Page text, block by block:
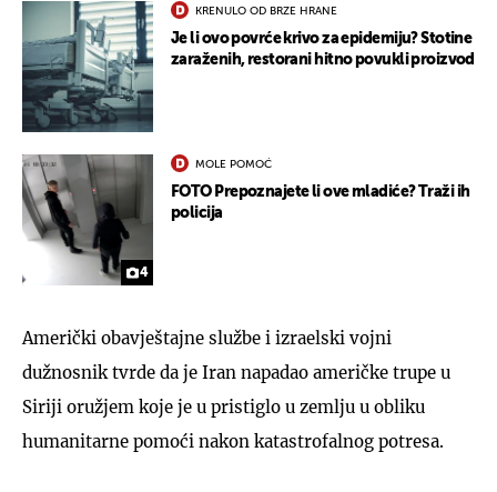
KRENULO OD BRZE HRANE
Je li ovo povrće krivo za epidemiju? Stotine
zaraženih, restorani hitno povukli proizvod
4
MOLE POMOĆ
FOTO Prepoznajete li ove mladiće? Traži ih
policija
Američki obavještajne službe i izraelski vojni
dužnosnik tvrde da je Iran napadao američke trupe u
Siriji oružjem koje je u pristiglo u zemlju u obliku
humanitarne pomoći nakon katastrofalnog potresa.